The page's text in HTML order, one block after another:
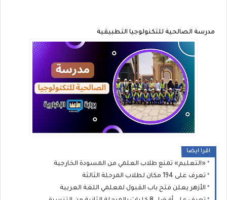
مدرسة الصالحية للتكنولوجيا التطبيقية
اقرا ايضا
«التعليم» تمنع طلاب العلمي من المسودة الخارجية
تعرف على 194 مكان لطلاب المرحلة الثالثة
الأزهر يعلن فتح باب القبول لمعلمي اللغة العربية